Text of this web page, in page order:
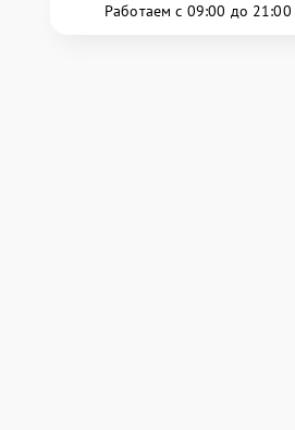
Работаем с 09:00 до 21:00